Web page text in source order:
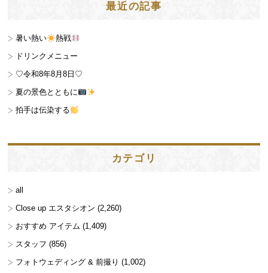
最近の記事
暑い熱い
熱戦
ドリンクメニュー
♡令和8年8月8日♡
夏の景色とともに
拍手は伝染する
カテゴリ
all
Close up エスタシオン (2,260)
おすすめ アイテム (1,409)
スタッフ (856)
フォトウェディング & 前撮り (1,002)